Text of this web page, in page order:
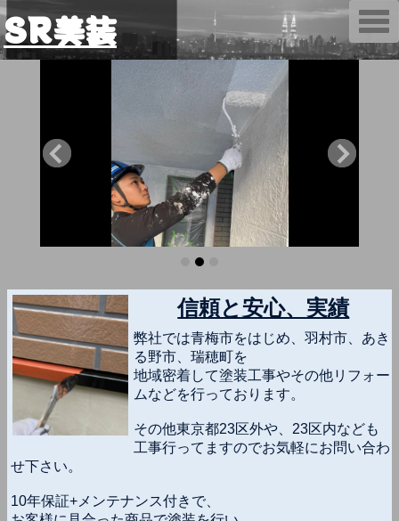
SR美装
信頼と安心、実績
弊社では青梅市をはじめ、羽村市、あき
る野市、瑞穂町を
地域密着して塗装工事やその他リフォー
ムなどを行っております。
その他東京都23区外や、23区内なども
工事行ってますのでお気軽にお問い合わ
せ下さい。
10年保証+メンテナンス付きで、
T
o
g
g